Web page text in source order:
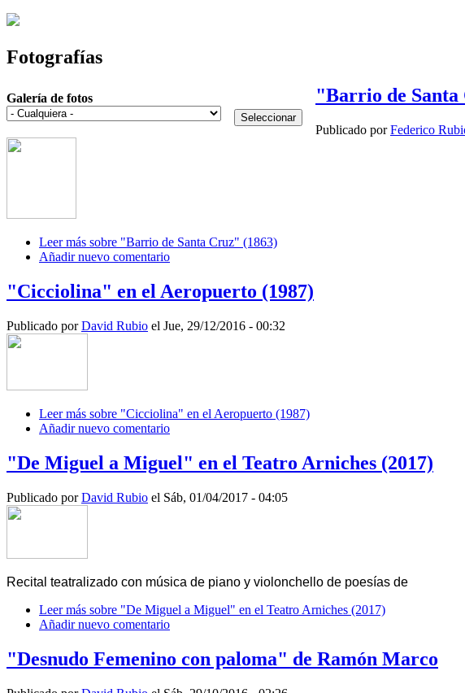
Fotografías
Galería de fotos "Barrio de Santa
Publicado porFederico
Leer más sobre "Barrio de Santa Cruz" (1863)
Añadir nuevo comentario
"Cicciolina" en el Aeropuerto (1987)
Publicado porDavid Rubio el Jue, 29/12/2016 - 00:32
Leer más sobre "Cicciolina" en el Aeropuerto (1987)
Añadir nuevo comentario
"De Miguel a Miguel" en el Teatro Arniches (2017)
Publicado porDavid Rubio el Sáb, 01/04/2017 - 04:05
Recital teatralizado con música de piano y violonchello de poesías de
Leer más sobre "De Miguel a Miguel" en el Teatro Arniches (2017)
Añadir nuevo comentario
"Desnudo Femenino con paloma" de Ramón Marco